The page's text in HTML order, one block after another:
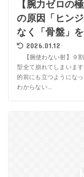
【腕力ゼロの
の原因「ヒン
なく「骨盤」
2026.01.12
【腕使わない射】９
型全て崩れてしまいま
的前にも立つようにな
わからない...